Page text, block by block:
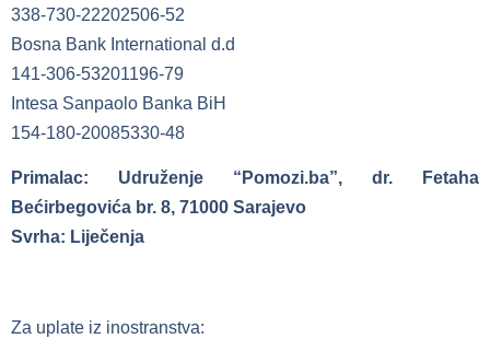
338-730-22202506-52
Bosna Bank International d.d
141-306-53201196-79
Intesa Sanpaolo Banka BiH
154-180-20085330-48
Primalac: Udruženje “Pomozi.ba”, dr. Fetaha
Bećirbegovića br. 8, 71000 Sarajevo
Svrha: Liječenja
Za uplate iz inostranstva: